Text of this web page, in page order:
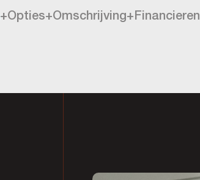
+Opties+Omschrijving+Financieren